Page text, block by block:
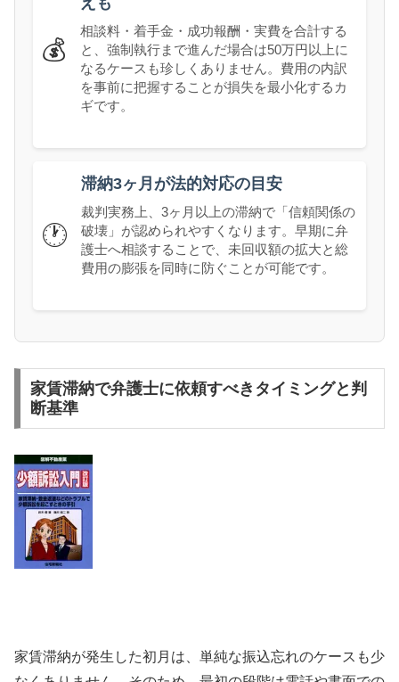
💰
相談料・着手金・成功報酬・実費を合計する
と、強制執行まで進んだ場合は50万円以上に
なるケースも珍しくありません。費用の内訳
を事前に把握することが損失を最小化するカ
ギです。
🕐
滞納3ヶ月が法的対応の目安
裁判実務上、3ヶ月以上の滞納で「信頼関係の
破壊」が認められやすくなります。早期に弁
護士へ相談することで、未回収額の拡大と総
費用の膨張を同時に防ぐことが可能です。
家賃滞納で弁護士に依頼すべきタイミングと判
断基準
家賃滞納が発生した初月は、単純な振込忘れのケースも少